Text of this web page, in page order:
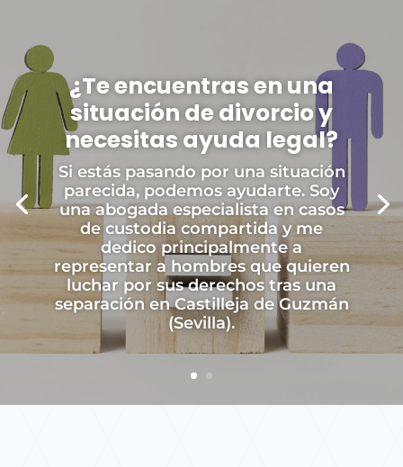
¿Te encuentras en una
situación de divorcio y
necesitas ayuda legal?
Si estás pasando por una situación
parecida, podemos ayudarte. Soy
una abogada especialista en casos
de custodia compartida y me
dedico principalmente a
representar a hombres que quieren
luchar por sus derechos tras una
separación en Castilleja de Guzmán
(Sevilla).